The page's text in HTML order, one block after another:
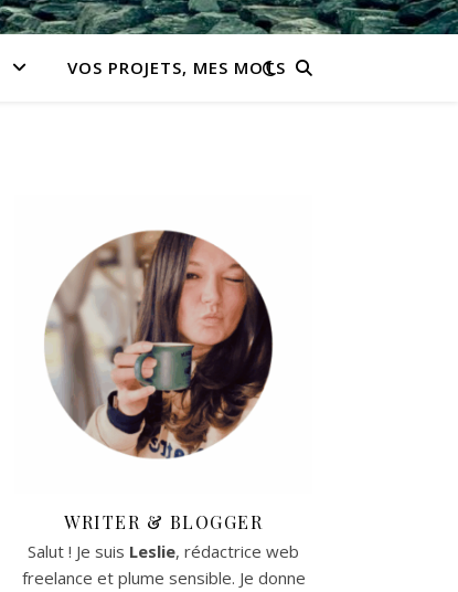
VOS PROJETS, MES MOTS
WRITER & BLOGGER
Salut ! Je suis Leslie, rédactrice web
freelance et plume sensible. Je donne